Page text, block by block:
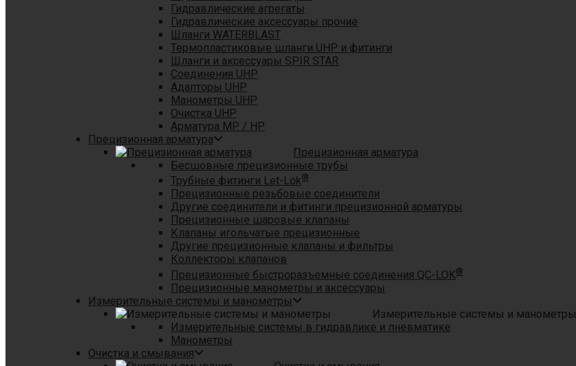
Гидравлические агрегаты
Гидравлические аксессуары прочие
Шланги WATERBLAST
Термопластиковые шланги UHP и фитинги
Шланги и аксессуары SPIR STAR
Соединения UHP
Адапторы UHP
Манометры UHP
Очистка UHP
Арматура MP / HP
Прецизионная арматура
Прецизионная арматура
Бесшовные прецизионные трубы
Трубные фитинги Let-Lok®
Прецизионные резьбовые соединители
Другие соединители и фитинги прецизионной арматуры
Прецизионные шаровые клапаны
Клапаны игольчатые прецизионные
Другие прецизионные клапаны и фильтры
Коллекторы клапанов
Прецизионные быстроразъемные соединения QC-LOK®
Прецизионные манометры и аксессуары
Измерительные системы и манометры
Измерительные системы и манометры
Измерительные системы в гидравлике и пневматике
Манометры
Очистка и смывания